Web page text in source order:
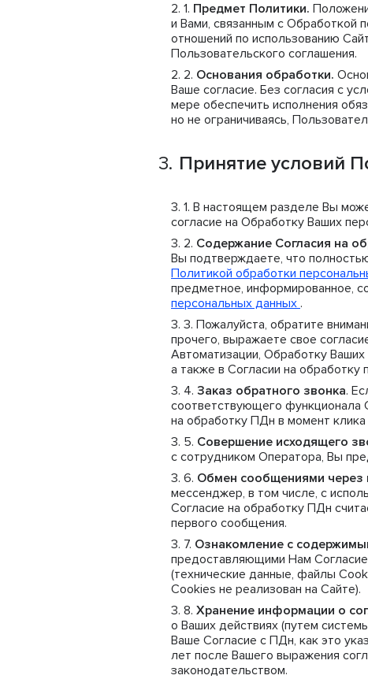
Предмет Политики.
и Вами, связанным с Обработкой
отношений по использованию
Пользовательского соглашения.
Основания обработки.
Ваше согласие. Без согласия с
мере обеспечить исполнения
но не ограничиваясь,
Принятие условий
В настоящем разделе Вы
согласие на Обработку Ваших
Содержание Согласия на
Вы подтверждаете, что
Политикой обработки
предметное, информированное,
персональных данных .
Пожалуйста, обратите
прочего, выражаете свое
Автоматизации, Обработку
а также в Согласии на обработку
Заказ обратного звонка.
соответствующего функционала
на обработку ПДн в момент клика
Совершение исходящего
с сотрудником Оператора, Вы
Обмен сообщениями через
мессенджер, в том числе, с
Согласие на обработку ПДн
первого сообщения.
Ознакомление с
предоставляющими Нам
(технические данные, файлы
Cookies не реализован на Сайте).
Хранение информации о
о Ваших действиях (путем
Ваше Согласие с ПДн, как это
лет после Вашего выражения
законодательством.